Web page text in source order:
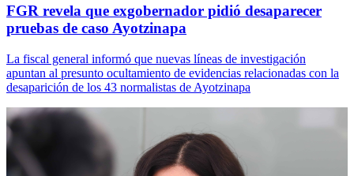
FGR revela que exgobernador pidió desaparecer
pruebas de caso Ayotzinapa
La fiscal general informó que nuevas líneas de investigación
apuntan al presunto ocultamiento de evidencias relacionadas con la
desaparición de los 43 normalistas de Ayotzinapa